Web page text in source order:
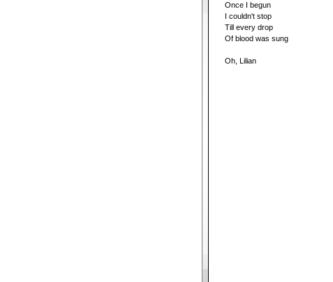
Once I begun
I couldn't stop
Till every drop
Of blood was sung
Oh, Lilian